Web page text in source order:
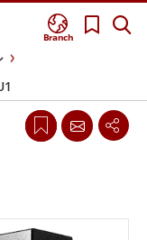
Branch